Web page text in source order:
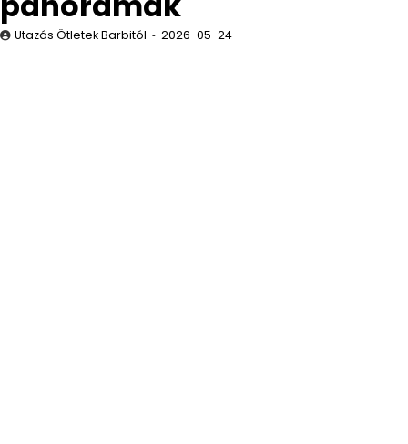
Utazás Ötletek Barbitól 2026-05-24